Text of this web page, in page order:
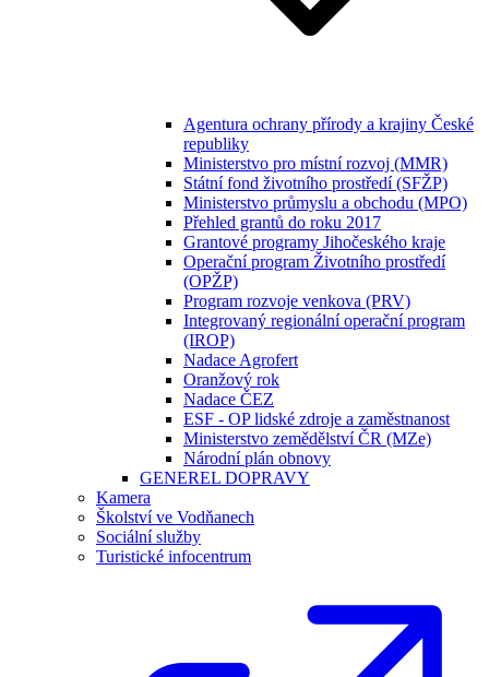
Agentura ochrany přírody a krajiny České
republiky
Ministerstvo pro místní rozvoj (MMR)
Státní fond životního prostředí (SFŽP)
Ministerstvo průmyslu a obchodu (MPO)
Přehled grantů do roku 2017
Grantové programy Jihočeského kraje
Operační program Životního prostředí
(OPŽP)
Program rozvoje venkova (PRV)
Integrovaný regionální operační program
(IROP)
Nadace Agrofert
Oranžový rok
Nadace ČEZ
ESF - OP lidské zdroje a zaměstnanost
Ministerstvo zemědělství ČR (MZe)
Národní plán obnovy
GENEREL DOPRAVY
Kamera
Školství ve Vodňanech
Sociální služby
Turistické infocentrum